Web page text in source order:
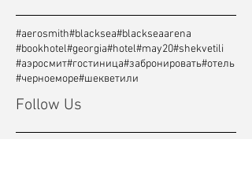
#aerosmith#blacksea#blackseaarena
#bookhotel#georgia#hotel#may20#shekvetili
#аэросмит#гостиница#забронировать#отель
#черноеморе#шекветили
Follow Us